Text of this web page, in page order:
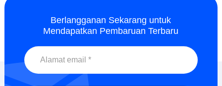
Berlangganan Sekarang untuk
Mendapatkan Pembaruan Terbaru